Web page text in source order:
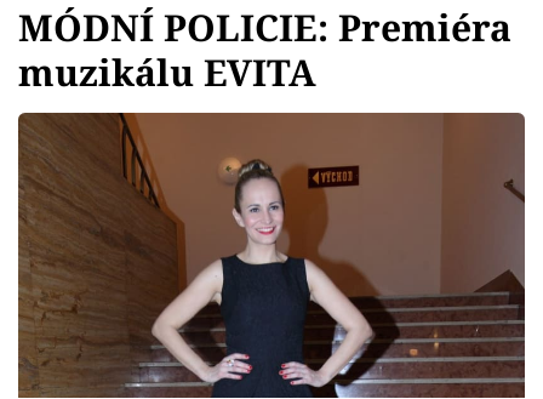
Témata
Showbyznys
Youtubeři
Virály
Sex a vztahy
Videa
MÓDNÍ POLICIE: Premiéra
muzikálu EVITA